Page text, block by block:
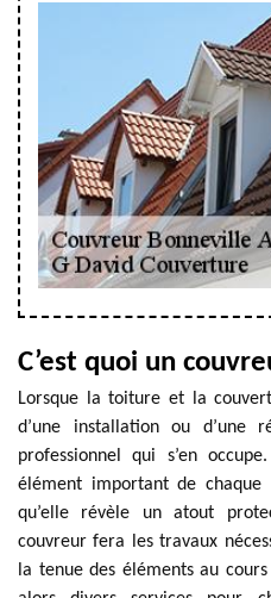
C’est quoi un
Lorsque la toiture et la
d’une installation ou d’une
professionnel qui s’en
élément important de
qu’elle révèle un atout
couvreur fera les travaux
la tenue des éléments au